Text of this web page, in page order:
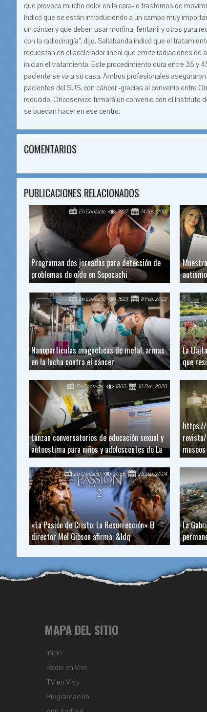
que provoca mucho dolor en la cara- o trastornos de
Indicó que se están introduciendo a un campo muy
un cáncer y que deben usar morfina, fentanil y otros para
con la radiocirugía”, dijo. Sallabanda indicó que el
recuestan en el acelerador lineal que emite radiaciones
inician el tratamiento. Este procedimiento dura entre 35 y
paciente se va a su casa. Ambos profesionales
pacientes del SUS, con cáncer -gracias al convenio entre
reducido. Oncoservice firmará un convenio con el Instituto
se puedan hacer en ese centro.
COMENTARIOS
PUBLICACIONES RELACIONADOS
Programan dos jornadas para detección de
problemas de oído en Sopocachi
14 Sep, 2021
1827
En Contacto
autismo
Nanopartículas magnéticas de metal, armas
en la lucha contra el cáncer
8 Feb, 2022
1623
En Contacto
La
que
Lanzan conversatorios de educación sexual y
autoestima para niños y adolescentes de La
10 Dec, 2020
1865
En Contacto
https://
«La Pasión de Cristo: La Resurrección» El
director Mel Gibson afirma: &ldq
25 Sep, 2024
2056
En Contacto
La
MAPA DEL SITIO
Inicio
Radio en Vivo
TV en Vivo
Programación